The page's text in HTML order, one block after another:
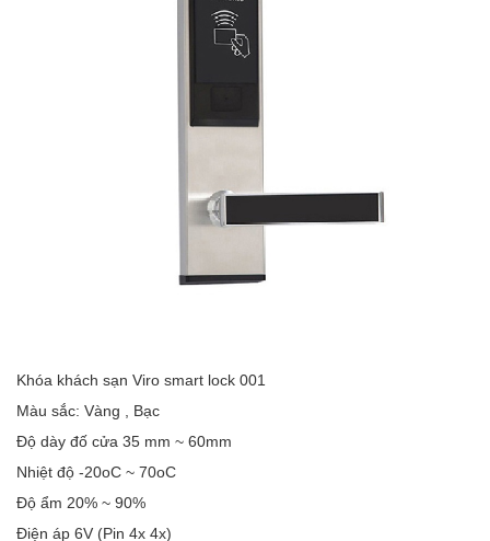
Khóa khách sạn Viro smart lock 001
Màu sắc: Vàng , Bạc
Độ dày đố cửa 35 mm ~ 60mm
Nhiệt độ -20oC ~ 70oC
Độ ẩm 20% ~ 90%
Điện áp 6V (Pin 4x 4x)